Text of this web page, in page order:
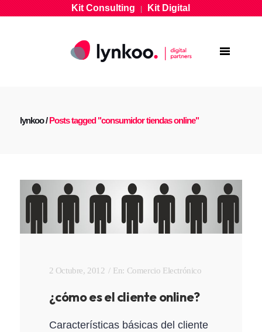
Kit Consulting|Kit Digital
lynkoo/Posts tagged "consumidor tiendas online"
2 Octubre, 2012 En: Comercio Electrónico
¿cómo es el cliente online?
Características básicas del cliente